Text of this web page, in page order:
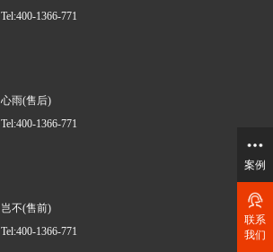
Tel:400-1366-771
心雨(售后)
Tel:400-1366-771
岂不(售前)
Tel:400-1366-771
案例
联系
我们